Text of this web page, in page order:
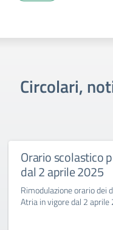
Circolari,
Orario scolastico
dal 2 aprile 2025
Rimodulazione orario dei
Atria in vigore dal 2 aprile